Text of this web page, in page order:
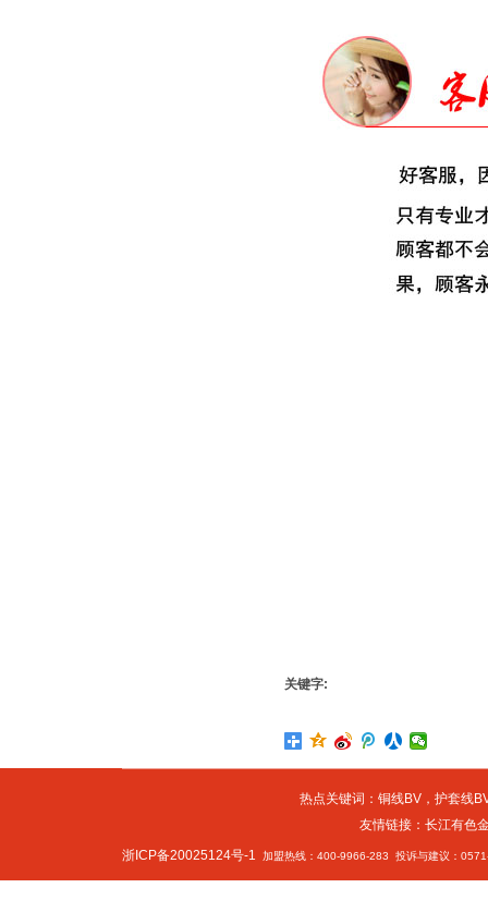
关键字:
热点关键词： 铜线BV， 护套线
友情链接： 长江有色
浙ICP备20025124号-1 加盟热线：400-9966-283 投诉与建议：